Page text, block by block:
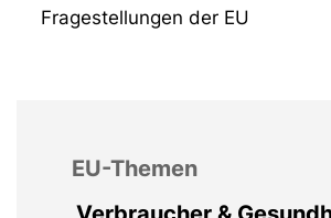
Fragestellungen der EU
EU-Themen